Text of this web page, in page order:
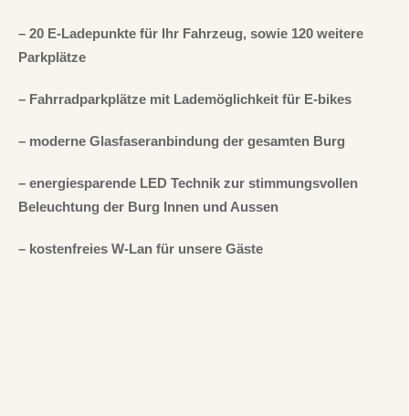
– 20 E-Ladepunkte für Ihr Fahrzeug, sowie 120 weitere
Parkplätze
– Fahrradparkplätze mit Lademöglichkeit für E-bikes
– moderne Glasfaseranbindung der gesamten Burg
– energiesparende LED Technik zur stimmungsvollen
Beleuchtung der Burg Innen und Aussen
– kostenfreies W-Lan für unsere Gäste